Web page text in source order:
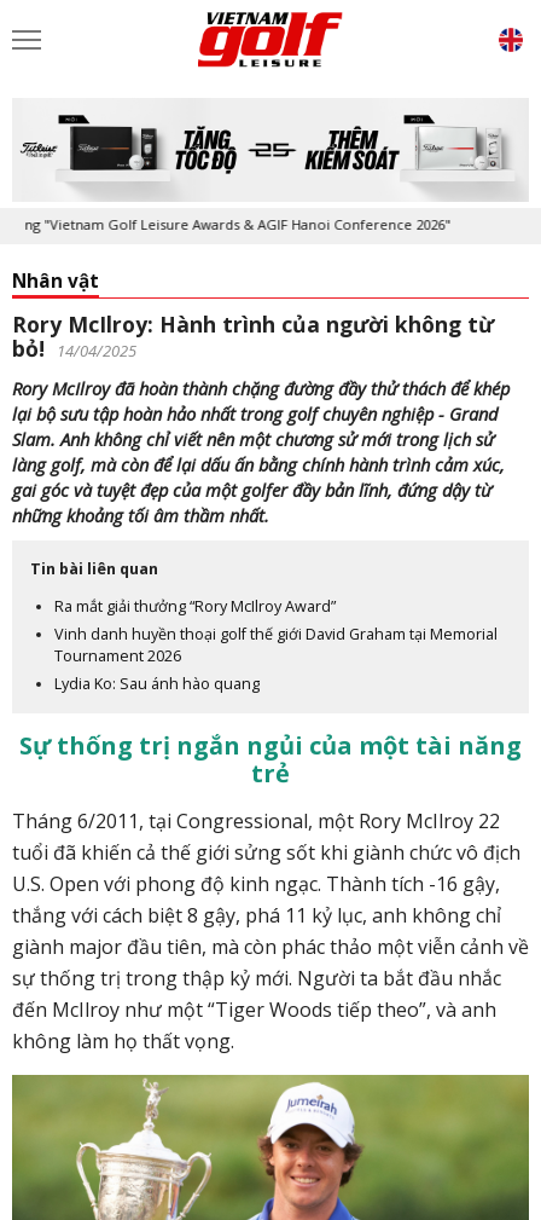
Golf Leisure Awards & AGIF Hanoi Conference 2026"
Nhân vật
Rory McIlroy: Hành trình của người không từ
bỏ!
14/04/2025
Rory McIlroy đã hoàn thành chặng đường đầy thử thách để khép
lại bộ sưu tập hoàn hảo nhất trong golf chuyên nghiệp - Grand
Slam. Anh không chỉ viết nên một chương sử mới trong lịch sử
làng golf, mà còn để lại dấu ấn bằng chính hành trình cảm xúc,
gai góc và tuyệt đẹp của một golfer đầy bản lĩnh, đứng dậy từ
những khoảng tối âm thầm nhất.
Tin bài liên quan
Ra mắt giải thưởng “Rory McIlroy Award”
Vinh danh huyền thoại golf thế giới David Graham tại Memorial
Tournament 2026
Lydia Ko: Sau ánh hào quang
Sự thống trị ngắn ngủi của một tài năng
trẻ
Tháng 6/2011, tại Congressional, một Rory McIlroy 22
tuổi đã khiến cả thế giới sửng sốt khi giành chức vô địch
U.S. Open với phong độ kinh ngạc. Thành tích -16 gậy,
thắng với cách biệt 8 gậy, phá 11 kỷ lục, anh không chỉ
giành major đầu tiên, mà còn phác thảo một viễn cảnh về
sự thống trị trong thập kỷ mới. Người ta bắt đầu nhắc
đến McIlroy như một “Tiger Woods tiếp theo”, và anh
không làm họ thất vọng.